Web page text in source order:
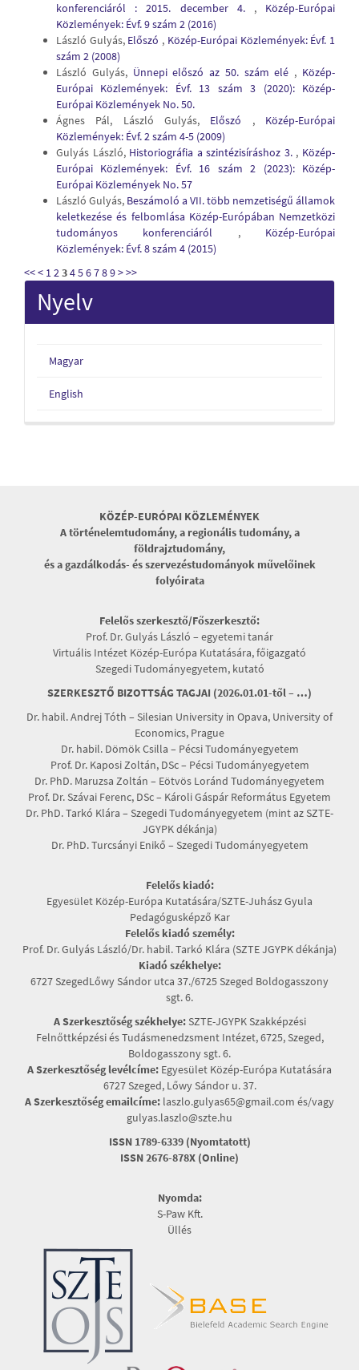
konferenciáról : 2015. december 4. , Közép-Európai
Közlemények: Évf. 9 szám 2 (2016)
László Gulyás, Előszó , Közép-Európai Közlemények: Évf. 1
szám 2 (2008)
László Gulyás, Ünnepi előszó az 50. szám elé , Közép-
Európai Közlemények: Évf. 13 szám 3 (2020): Közép-
Európai Közlemények No. 50.
Ágnes Pál, László Gulyás, Előszó , Közép-Európai
Közlemények: Évf. 2 szám 4-5 (2009)
Gulyás László, Historiográfia a szintézisíráshoz 3. , Közép-
Európai Közlemények: Évf. 16 szám 2 (2023): Közép-
Európai Közlemények No. 57
László Gulyás, Beszámoló a VII. több nemzetiségű államok
keletkezése és felbomlása Közép-Európában Nemzetközi
tudományos konferenciáról , Közép-Európai
Közlemények: Évf. 8 szám 4 (2015)
<<< 123456789>>>
Nyelv
Magyar
English
KÖZÉP-EURÓPAI KÖZLEMÉNYEK
A történelemtudomány, a regionális tudomány, a
földrajztudomány,
és a gazdálkodás- és szervezéstudományok művelőinek
folyóirata
Felelős szerkesztő/Főszerkesztő:
Prof. Dr. Gulyás László – egyetemi tanár
Virtuális Intézet Közép-Európa Kutatására, főigazgató
Szegedi Tudományegyetem, kutató
SZERKESZTŐ BIZOTTSÁG TAGJAI (2026.01.01-től – …)
Dr. habil. Andrej Tóth – Silesian University in Opava, University of
Economics, Prague
Dr. habil. Dömök Csilla – Pécsi Tudományegyetem
Prof. Dr. Kaposi Zoltán, DSc – Pécsi Tudományegyetem
Dr. PhD. Maruzsa Zoltán – Eötvös Loránd Tudományegyetem
Prof. Dr. Szávai Ferenc, DSc – Károli Gáspár Református Egyetem
Dr. PhD. Tarkó Klára – Szegedi Tudományegyetem (mint az SZTE-
JGYPK dékánja)
Dr. PhD. Turcsányi Enikő – Szegedi Tudományegyetem
Felelős kiadó:
Egyesület Közép-Európa Kutatására/SZTE-Juhász Gyula
Pedagógusképző Kar
Felelős kiadó személy:
Prof. Dr. Gulyás László/Dr. habil. Tarkó Klára (SZTE JGYPK dékánja)
Kiadó székhelye:
6727 SzegedLőwy Sándor utca 37./6725 Szeged Boldogasszony
sgt. 6.
A Szerkesztőség székhelye:SZTE-JGYPK Szakképzési
Felnőttképzési és Tudásmenedzsment Intézet, 6725, Szeged,
Boldogasszony sgt. 6.
A Szerkesztőség levélcíme: Egyesület Közép-Európa Kutatására
6727 Szeged, Lőwy Sándor u. 37.
A Szerkesztőség emailcíme: laszlo.gulyas65@gmail.com és/vagy
gulyas.laszlo@szte.hu
ISSN 1789-6339 (Nyomtatott)
ISSN 2676-878X (Online)
Nyomda:
S-Paw Kft.
Üllés